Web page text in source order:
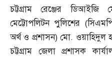
চট্টগ্রাম রেঞ্জের ডিআইজি
মেট্টোপলিটন পুলিশের (
অর্থ ও প্রশাসন)মো. ওয়াহিদুল
চট্টগ্রাম জেলা প্রশাসক